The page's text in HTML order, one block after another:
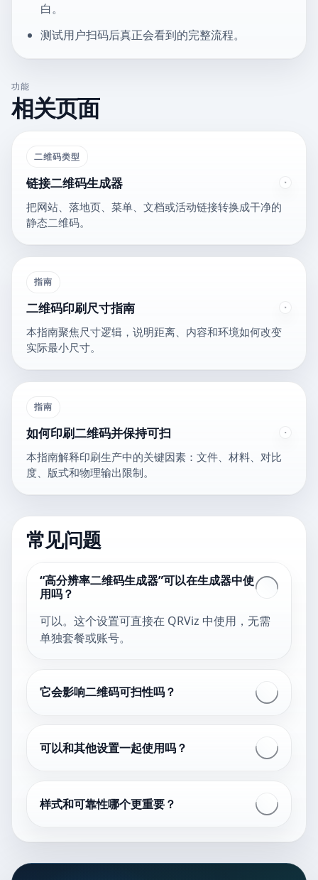
白。
测试用户扫码后真正会看到的完整流程。
功能
相关页面
二维码类型
链接二维码生成器
把网站、落地页、菜单、文档或活动链接转换成干净的
静态二维码。
指南
二维码印刷尺寸指南
本指南聚焦尺寸逻辑，说明距离、内容和环境如何改变
实际最小尺寸。
指南
如何印刷二维码并保持可扫
本指南解释印刷生产中的关键因素：文件、材料、对比
度、版式和物理输出限制。
常见问题
“高分辨率二维码生成器”可以在生成器中使
用吗？
可以。这个设置可直接在 QRViz 中使用，无需
单独套餐或账号。
它会影响二维码可扫性吗？
可以和其他设置一起使用吗？
样式和可靠性哪个更重要？